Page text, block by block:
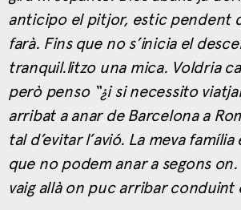
anticipo el pitjor, estic pendent
farà. Fins que no s’inicia el
tranquil.litzo una mica. Voldria
però penso “¿i si necessito
arribat a anar de Barcelona a
tal d’evitar l’avió. La meva
que no podem anar a segons
vaig allà on puc arribar conduint